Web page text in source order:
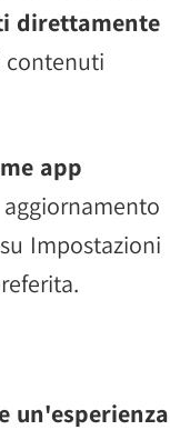
direttamente
contenuti
app
Impostazioni
un'esperienza